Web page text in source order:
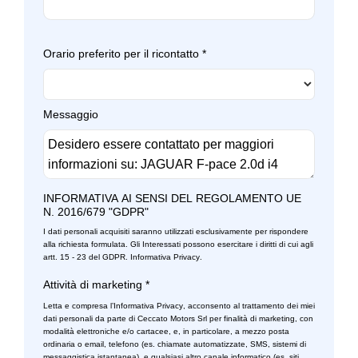
Portabicchiere
Radio dab
Regolatore di velocità - cruise control
Retrovisore interno anabbagliante
Sedili abbattibili
Sedili regolabili elettricamente
Sensori di pioggia
Servosterzo
Gancio appendi
Impianto audio
Impianto audio con touchscreen
Incontrol remote
Indicatore pressione pneumatici
Indicatori cambio corsia
Interni personalizzazione colori
Jaguardrive control
Orario preferito per il ricontatto *
Messaggio
INFORMATIVA AI SENSI DEL REGOLAMENTO UE
N. 2016/679 "GDPR"
I dati personali acquisiti saranno utilizzati esclusivamente per rispondere
alla richiesta formulata. Gli Interessati possono esercitare i diritti di cui agli
artt. 15 - 23 del GDPR.
Informativa Privacy.
Attività di marketing *
Letta e compresa l’ Informativa Privacy, acconsento al trattamento dei miei
dati personali da parte di Ceccato Motors Srl per finalità di marketing, con
modalità elettroniche e/o cartacee, e, in particolare, a mezzo posta
ordinaria o email, telefono (es. chiamate automatizzate, SMS, sistemi di